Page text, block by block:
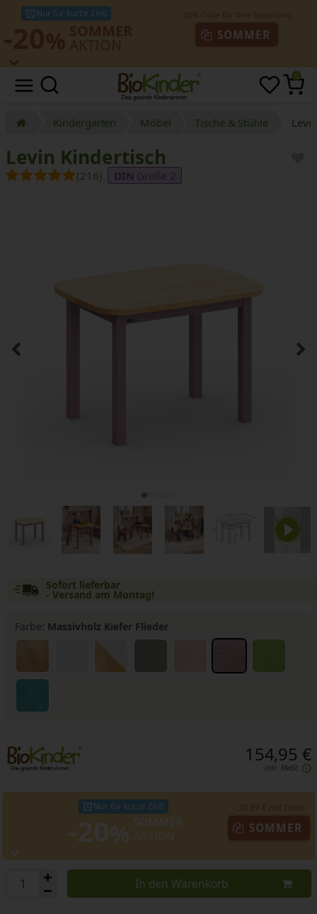
Nur für kurze Zeit!
SOMMER
0
Kindergarten Möbel Tische & Stühle
Levin Kindertisch
(216) Größe 2
Sofort lieferbar
- Versand am Montag!
Farbe: Massivholz Kiefer Flieder
154,95 €
inkl. MwSt.
Nur für kurze Zeit!
SOMMER
In den Warenkorb